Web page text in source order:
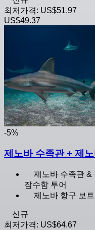
최저가격: US$51.97
US$49.37
-5%
제노바 수족관 + 제
제노바 수족관 &
잠수함 투어
제노바 항구 보트
신규
최저가격: US$64.67